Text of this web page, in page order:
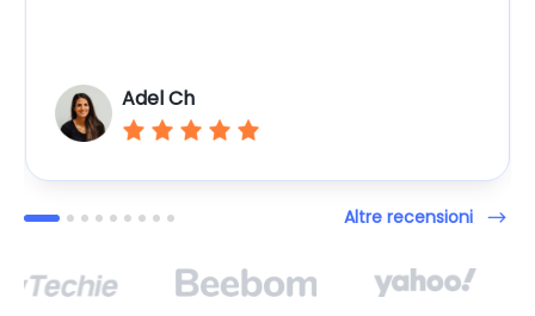
Adel Ch
Altre recensioni